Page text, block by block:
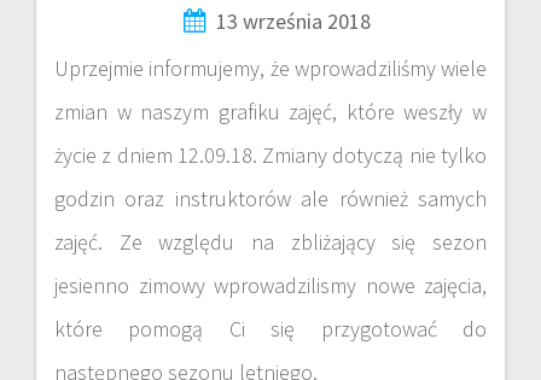
13 września 2018
Uprzejmie informujemy, że wprowadziliśmy wiele
zmian w naszym grafiku zajęć, które weszły w
życie z dniem 12.09.18. Zmiany dotyczą nie tylko
godzin oraz instruktorów ale również samych
zajęć. Ze względu na zbliżający się sezon
jesienno zimowy wprowadzilismy nowe zajęcia,
które pomogą Ci się przygotować do
następnego sezonu letniego.